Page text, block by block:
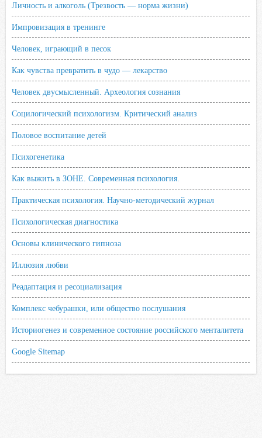
Личность и алкоголь (Трезвость — норма жизни)
Импровизация в тренинге
Человек, играющий в песок
Как чувства превратить в чудо — лекарство
Человек двусмысленный. Археология сознания
Социлогический психологизм. Критический анализ
Половое воспитание детей
Психогенетика
Как выжить в ЗОНЕ. Современная психология.
Практическая психология. Научно-методический журнал
Психологическая диагностика
Основы клинического гипноза
Иллюзия любви
Реадаптация и ресоциализация
Комплекс чебурашки, или общество послушания
Историогенез и современное состояние российского менталитета
Google Sitemap